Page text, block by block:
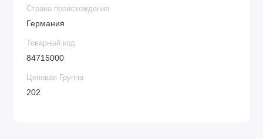
Страна происхождения
Германия
Товарный код
84715000
Ценовая Группа
202